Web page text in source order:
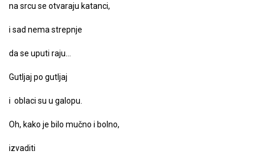
na srcu se otvaraju katanci,
i sad nema strepnje
da se uputi raju…
Gutljaj po gutljaj
i oblaci su u galopu.
Oh, kako je bilo mučno i bolno,
izvaditi